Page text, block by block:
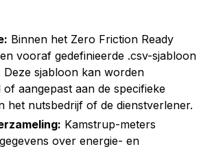
Binnen het Zero Friction Ready
vooraf gedefinieerde .csv-sjabloon
Deze sjabloon kan worden
of aangepast aan de specifieke
het nutsbedrijf of de dienstverlener.
Kamstrup-meters
over energie- en